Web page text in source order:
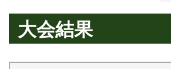
大会結果